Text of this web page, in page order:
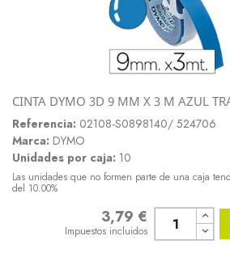
CINTA DYMO 3D 9 MM X 3 M AZUL
Referencia: 02108-S0898140/ 524706
Marca: DYMO
Unidades por caja: 10
Las unidades que no formen parte de una caja
del 10.00%
3,79 €
Impuestos incluidos